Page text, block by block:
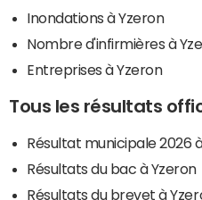
Inondations à Yzeron
Nombre d'infirmières à
Entreprises à Yzeron
Tous les résultats
Résultat municipale 2026
Résultats du bac à Yzeron
Résultats du brevet à